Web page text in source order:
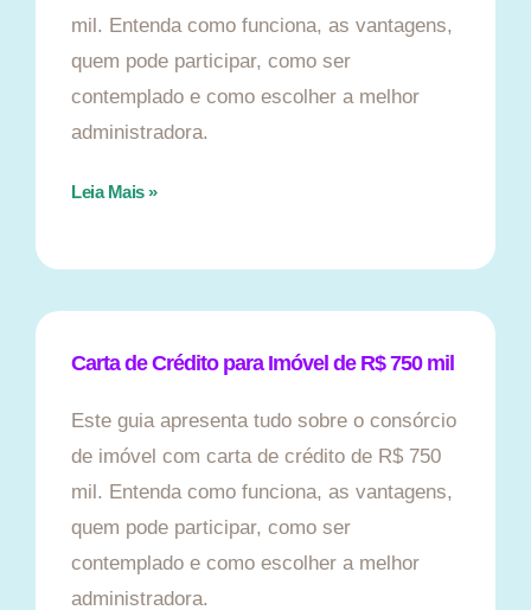
mil. Entenda como funciona, as vantagens,
quem pode participar, como ser
contemplado e como escolher a melhor
administradora.
Leia Mais »
Carta de Crédito para Imóvel de R$ 750 mil
Este guia apresenta tudo sobre o consórcio
de imóvel com carta de crédito de R$ 750
mil. Entenda como funciona, as vantagens,
quem pode participar, como ser
contemplado e como escolher a melhor
administradora.